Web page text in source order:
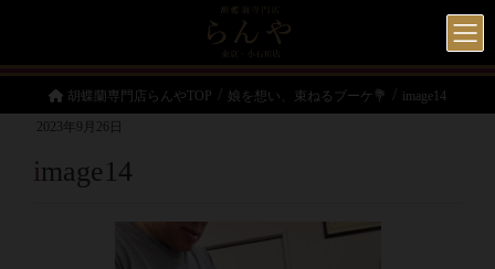
胡蝶蘭専門店らんやTOP 娘を想い、束ねるブーケ💐
image14
2023年9月26日
image14